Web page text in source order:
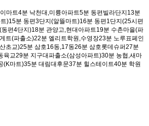
마트4분 낙천대,미륭아파트5분 동편빌라단지 13분
)15분 동편3단지(알뜰마트)16분 동편1단지(25시편
동편4단지)18분 관양고,현대아파트19분 수촌마을(파
트(파출소)22분 엘리트학원,수영장23분 노루표페인
초교)25분 삼호16동,17동26분 삼호롯데슈퍼27분
육교29분 지구대파출소(삼성아파트)30분 농협,새마
(K마트)35분 대림대후문37분 힐스테이트40분 학원